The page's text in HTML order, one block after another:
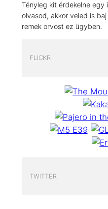
Tényleg kit érdekelne egy
olvasod, akkor veled is
remek orvost ez ügyben.
FLICKR
TWITTER